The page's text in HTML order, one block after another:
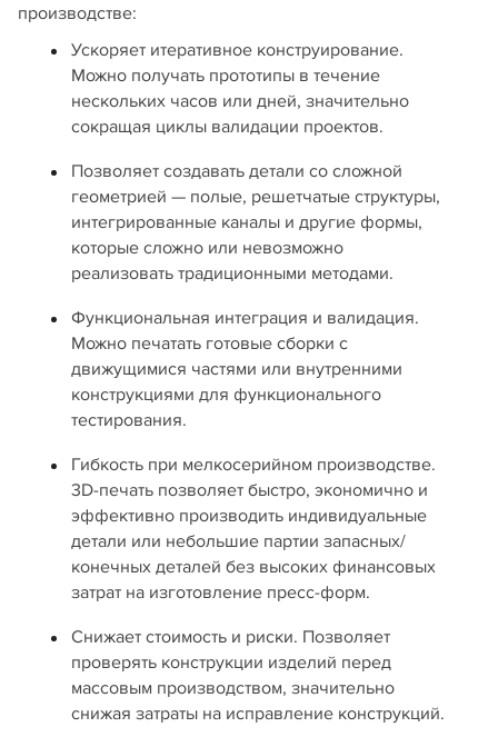
производстве:
Ускоряет итеративное конструирование.
Можно получать прототипы в течение
нескольких часов или дней, значительно
сокращая циклы валидации проектов.
Позволяет создавать детали со сложной
геометрией — полые, решетчатые структуры,
интегрированные каналы и другие формы,
которые сложно или невозможно
реализовать традиционными методами.
Функциональная интеграция и валидация.
Можно печатать готовые сборки с
движущимися частями или внутренними
конструкциями для функционального
тестирования.
Гибкость при мелкосерийном производстве.
3D-печать позволяет быстро, экономично и
эффективно производить индивидуальные
детали или небольшие партии запасных/
конечных деталей без высоких финансовых
затрат на изготовление пресс-форм.
Снижает стоимость и риски. Позволяет
проверять конструкции изделий перед
массовым производством, значительно
снижая затраты на исправление конструкций.